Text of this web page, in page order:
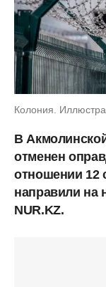
Колония.
В
отменен
отношении 12
направили на
NUR.KZ.